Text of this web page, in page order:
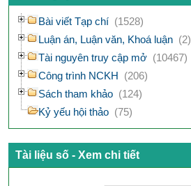
Bài viết Tạp chí (1528)
Luận án, Luận văn, Khoá luận (2)
Tài nguyên truy cập mở (10467)
Công trình NCKH (206)
Sách tham khảo (124)
Kỷ yếu hội thảo (75)
Tài liệu số - Xem chi tiết